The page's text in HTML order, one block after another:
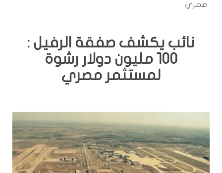
مصري
نائب يكشف صفقة الرفيل :
100 مليون دولار رشوة
لمستثمر مصري